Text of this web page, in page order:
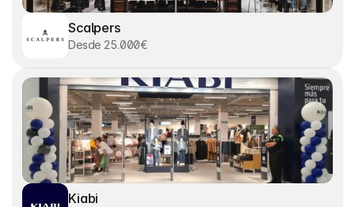
Scalpers
Desde 25.000€
Kiabi